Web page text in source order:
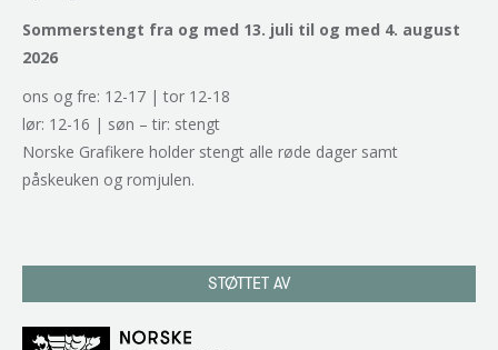
Sommerstengt fra og med 13. juli til og med 4. august
2026
ons og fre: 12-17 | tor 12-18
lør: 12-16 | søn – tir: stengt
Norske Grafikere holder stengt alle røde dager samt
påskeuken og romjulen.
STØTTET AV